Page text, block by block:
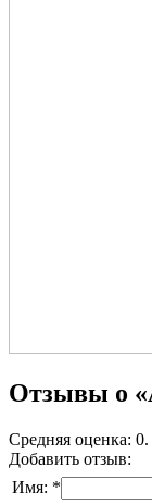
Отзывы о
Средняя оценка:
Добавить отзыв:
Имя: *